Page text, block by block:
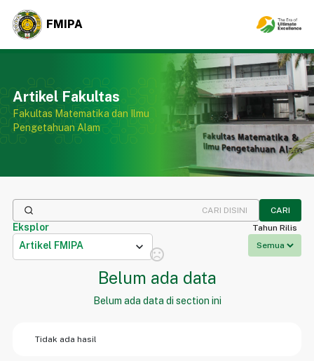
FMIPA
Artikel Fakultas
Fakultas Matematika dan Ilmu
Pengetahuan Alam
Eksplor
Artikel FMIPA
expand_more
Tahun Rilis
CARI
sentiment_dissatisfied
Belum ada data
Belum ada data di section ini
Tidak ada hasil